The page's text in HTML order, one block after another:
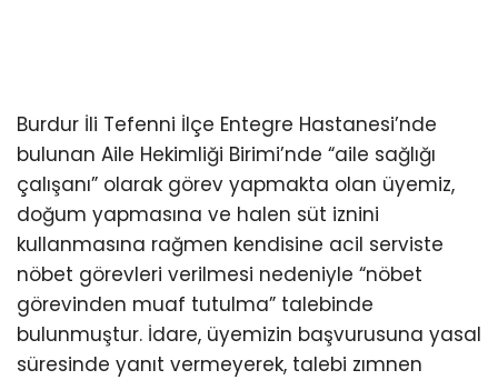
Burdur İli Tefenni İlçe Entegre Hastanesi’nde
bulunan Aile Hekimliği Birimi’nde “aile sağlığı
çalışanı” olarak görev yapmakta olan üyemiz,
doğum yapmasına ve halen süt iznini
kullanmasına rağmen kendisine acil serviste
nöbet görevleri verilmesi nedeniyle “nöbet
görevinden muaf tutulma” talebinde
bulunmuştur. İdare, üyemizin başvurusuna yasal
süresinde yanıt vermeyerek, talebi zımnen